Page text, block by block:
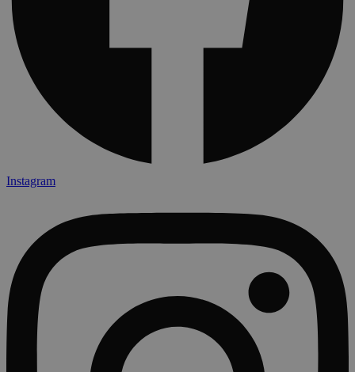
Instagram